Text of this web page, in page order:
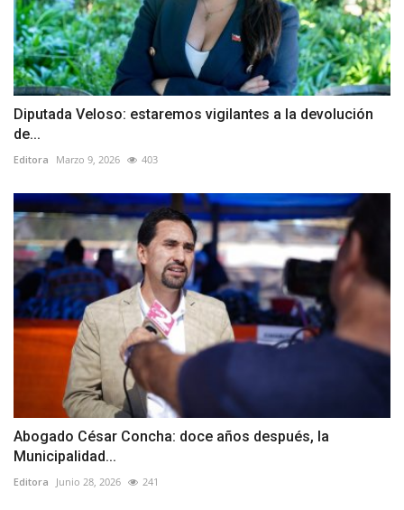
Diputada Veloso: estaremos vigilantes a la devolución
de...
Editora Marzo 9, 2026 403
Abogado César Concha: doce años después, la
Municipalidad...
Editora Junio 28, 2026 241